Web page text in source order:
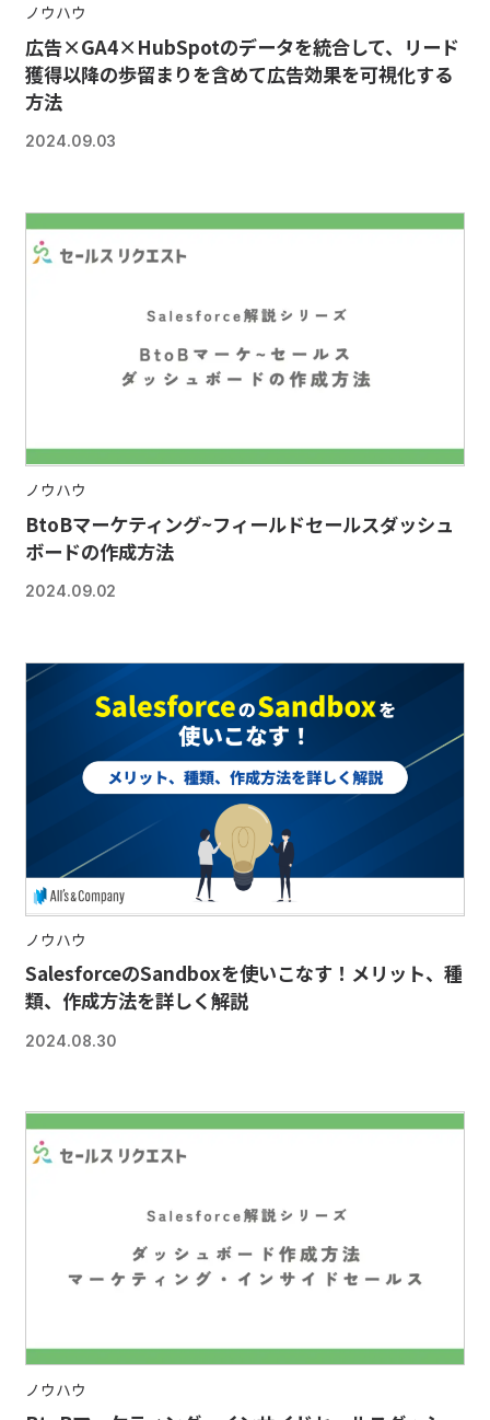
ノウハウ
広告×GA4×HubSpotのデータを統合して、リード
獲得以降の歩留まりを含めて広告効果を可視化する
方法
2024.09.03
ノウハウ
BtoBマーケティング~フィールドセールスダッシュ
ボードの作成方法
2024.09.02
ノウハウ
SalesforceのSandboxを使いこなす！メリット、種
類、作成方法を詳しく解説
2024.08.30
ノウハウ